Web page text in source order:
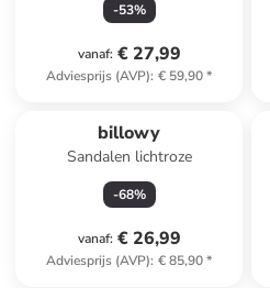
-53%
vanaf: € 27,99
Adviesprijs (AVP): € 59,90*
billowy
Sandalen lichtroze
-68%
vanaf: € 26,99
Adviesprijs (AVP): € 85,90*